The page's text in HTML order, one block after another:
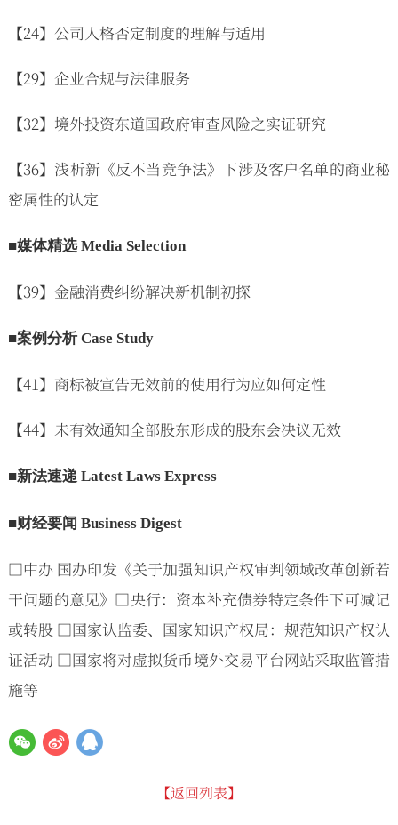
【24】公司人格否定制度的理解与适用
【29】企业合规与法律服务
【32】境外投资东道国政府审查风险之实证研究
【36】浅析新《反不当竞争法》下涉及客户名单的商业秘
密属性的认定
■媒体精选 Media Selection
【39】金融消费纠纷解决新机制初探
■案例分析 Case Study
【41】商标被宣告无效前的使用行为应如何定性
【44】未有效通知全部股东形成的股东会决议无效
■新法速递 Latest Laws Express
■财经要闻 Business Digest
□中办 国办印发《关于加强知识产权审判领域改革创新若
干问题的意见》□央行：资本补充债券特定条件下可减记
或转股 □国家认监委、国家知识产权局：规范知识产权认
证活动 □国家将对虚拟货币境外交易平台网站采取监管措
施等
【返回列表】